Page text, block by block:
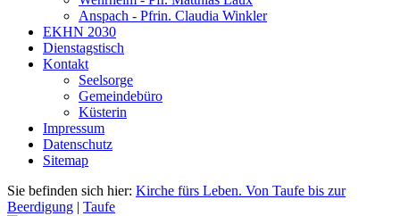
Anspach - Pfrin. Claudia Winkler
EKHN 2030
Dienstagstisch
Kontakt
Seelsorge
Gemeindebüro
Küsterin
Impressum
Datenschutz
Sitemap
Sie befinden sich hier: Kirche fürs Leben. Von Taufe bis zur
Beerdigung | Taufe